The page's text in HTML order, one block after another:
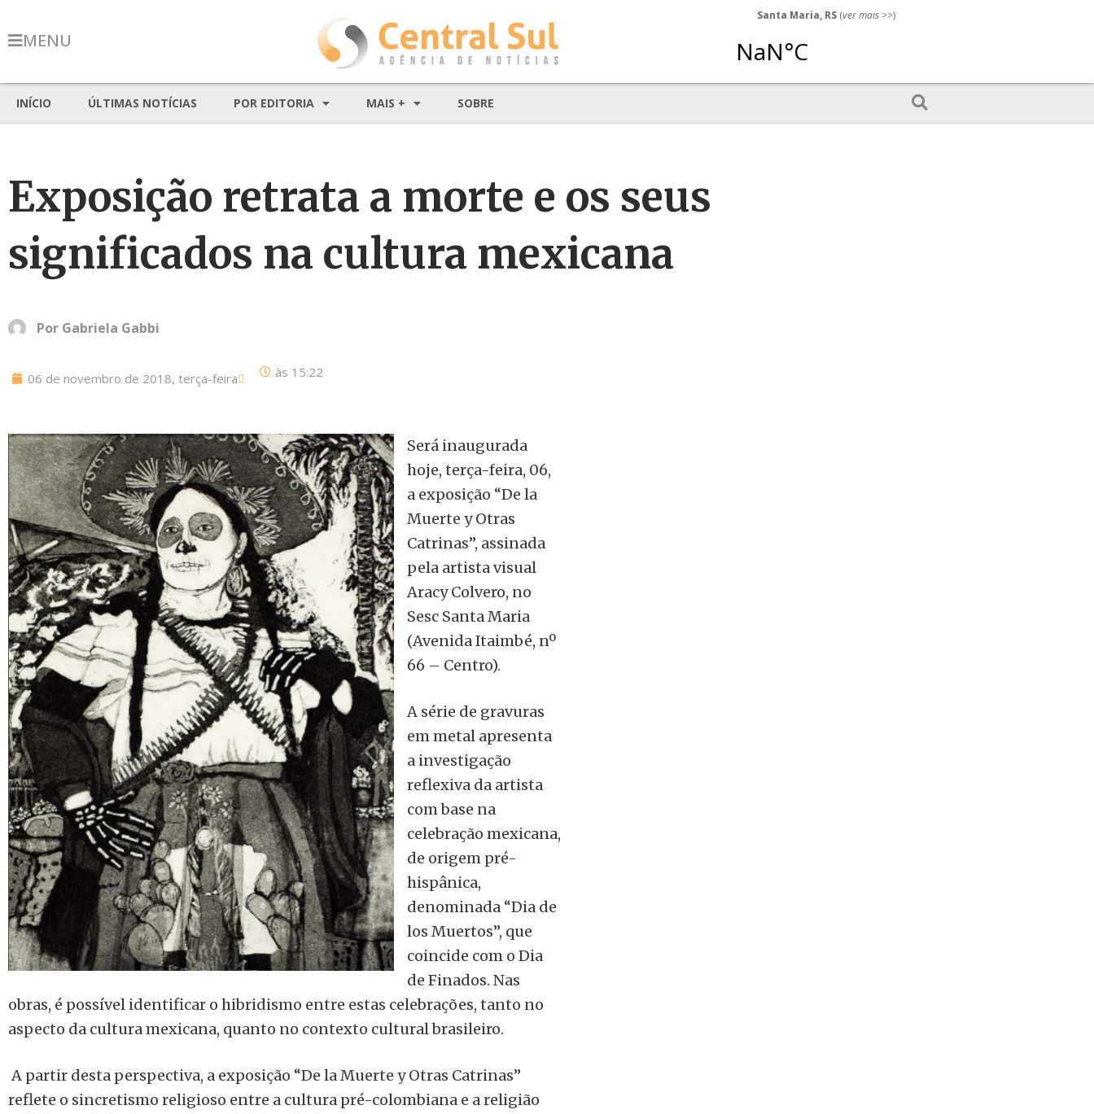
MENU
Santa Maria, RS (ver mais >>)
INÍCIO ÚLTIMAS NOTÍCIAS POR EDITORIA MAIS + SOBRE
Exposição retrata a morte e os seus
significados na cultura mexicana
Por Gabriela Gabbi
06 de novembro de 2018, terça-feira às 15:22
Será inaugurada
hoje, terça-feira, 06,
a exposição “De la
Muerte y Otras
Catrinas”, assinada
pela artista visual
Aracy Colvero, no
Sesc Santa Maria
(Avenida Itaimbé, nº
66 – Centro).
A série de gravuras
em metal apresenta
a investigação
reflexiva da artista
com base na
celebração mexicana,
de origem pré-
hispânica,
denominada “Dia de
los Muertos”, que
coincide com o Dia
de Finados. Nas
obras, é possível identificar o hibridismo entre estas celebrações, tanto no
aspecto da cultura mexicana, quanto no contexto cultural brasileiro.
A partir desta perspectiva, a exposição “De la Muerte y Otras Catrinas”
reflete o sincretismo religioso entre a cultura pré-colombiana e a religião